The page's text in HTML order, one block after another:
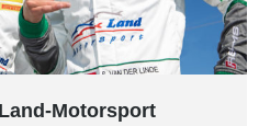
Motorsport